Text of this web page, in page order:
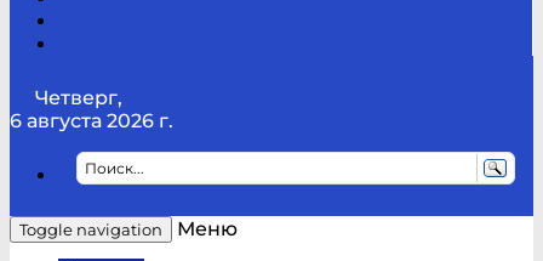
Четверг,
6 августа 2026 г.
Toggle navigation
Меню